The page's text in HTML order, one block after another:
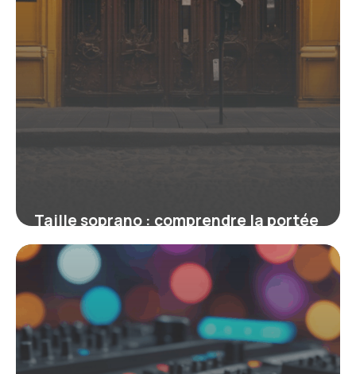
Taille soprano : comprendre la portée
et les spécificités de cette voix
exceptionnelle
16 juin 2026